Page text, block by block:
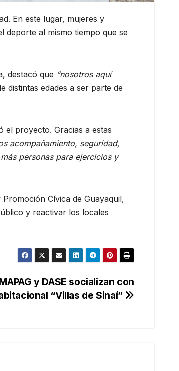
En este lugar, mujeres y
deporte al mismo tiempo que se
destacó que “nosotros aquí
distintas edades a ser parte de
el proyecto. Gracias a estas
acompañamiento, seguridad,
personas para ejercicios y
Cívica de Guayaquil,
y reactivar los locales
y DASE socializan con
“Villas de Sinaí”